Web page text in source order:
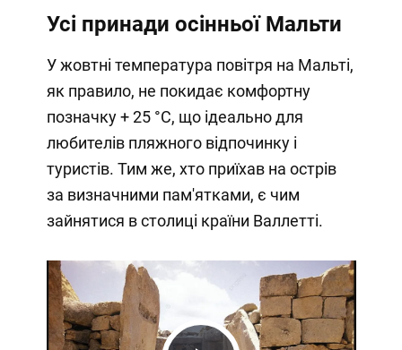
Усі принади осінньої Мальти
У жовтні температура повітря на Мальті,
як правило, не покидає комфортну
позначку + 25 °C, що ідеально для
любителів пляжного відпочинку і
туристів. Тим же, хто приїхав на острів
за визначними пам'ятками, є чим
зайнятися в столиці країни Валлетті.